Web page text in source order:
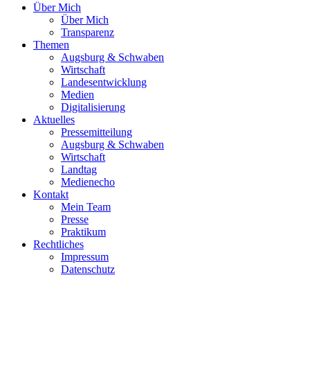
Über Mich
Über Mich
Transparenz
Themen
Augsburg & Schwaben
Wirtschaft
Landesentwicklung
Medien
Digitalisierung
Aktuelles
Pressemitteilung
Augsburg & Schwaben
Wirtschaft
Landtag
Medienecho
Kontakt
Mein Team
Presse
Praktikum
Rechtliches
Impressum
Datenschutz